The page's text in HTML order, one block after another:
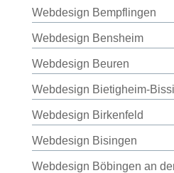
Webdesign Bempflingen
Webdesign Bensheim
Webdesign Beuren
Webdesign Bietigheim-
Webdesign Birkenfeld
Webdesign Bisingen
Webdesign Böbingen an